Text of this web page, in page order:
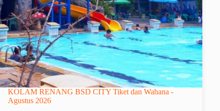
KOLAM RENANG BSD CITY Tiket dan Wahana -
Agustus 2026